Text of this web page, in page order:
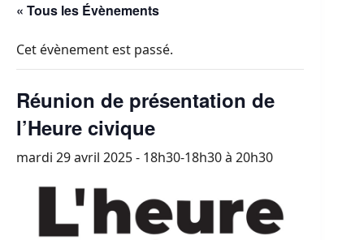
« Tous les Évènements
Cet évènement est passé.
Réunion de présentation de
l’Heure civique
mardi 29 avril 2025 - 18h30-18h30à 20h30